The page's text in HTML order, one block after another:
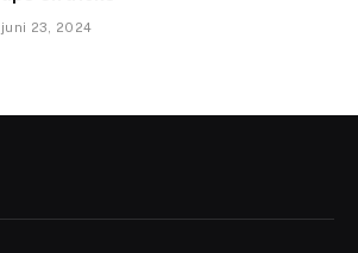
juni 23, 2024